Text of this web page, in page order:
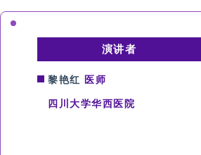
演讲者
黎艳红 医师
四川大学华西医院